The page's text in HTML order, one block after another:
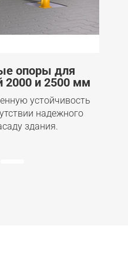
опоры для
2000 и 2500 мм
устойчивость
надежного
здания.